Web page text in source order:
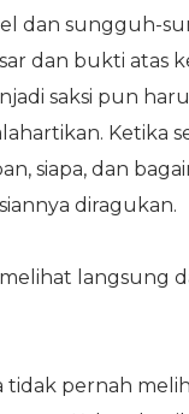
dan sungguh-
dan bukti atas
saksi pun
Ketika
siapa, dan
diragukan.
langsung
tidak pernah